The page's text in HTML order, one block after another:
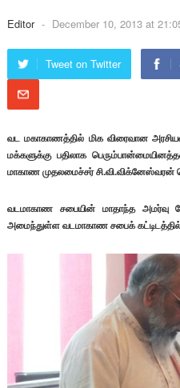
Editor - December 10, 2013 at
Tweet on Twitter
வட மகாகாணத்தில் மிக விரைவான
மக்களுக்கு பதிலாக
மாகாண முதலமைச்சர் சி.வி.விக்னேஸ்வரன்
வடமாகாண சபையின் மாதாந்த அமர்வு
அமைந்துள்ள வடமாகாண சபைக்